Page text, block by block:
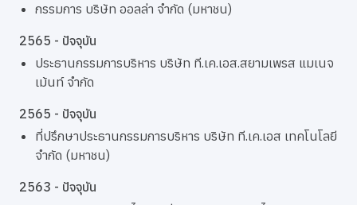
กรรมการ บริษัท ออลล่า จำกัด (มหาชน)
2565 - ปัจจุบัน
ประธานกรรมการบริหาร บริษัท ที.เค.เอส.สยามเพรส แมเนจ
เม้นท์ จำกัด
2565 - ปัจจุบัน
ที่ปรึกษาประธานกรรมการบริหาร บริษัท ที.เค.เอส เทคโนโลยี
จำกัด (มหาชน)
2563 - ปัจจุบัน